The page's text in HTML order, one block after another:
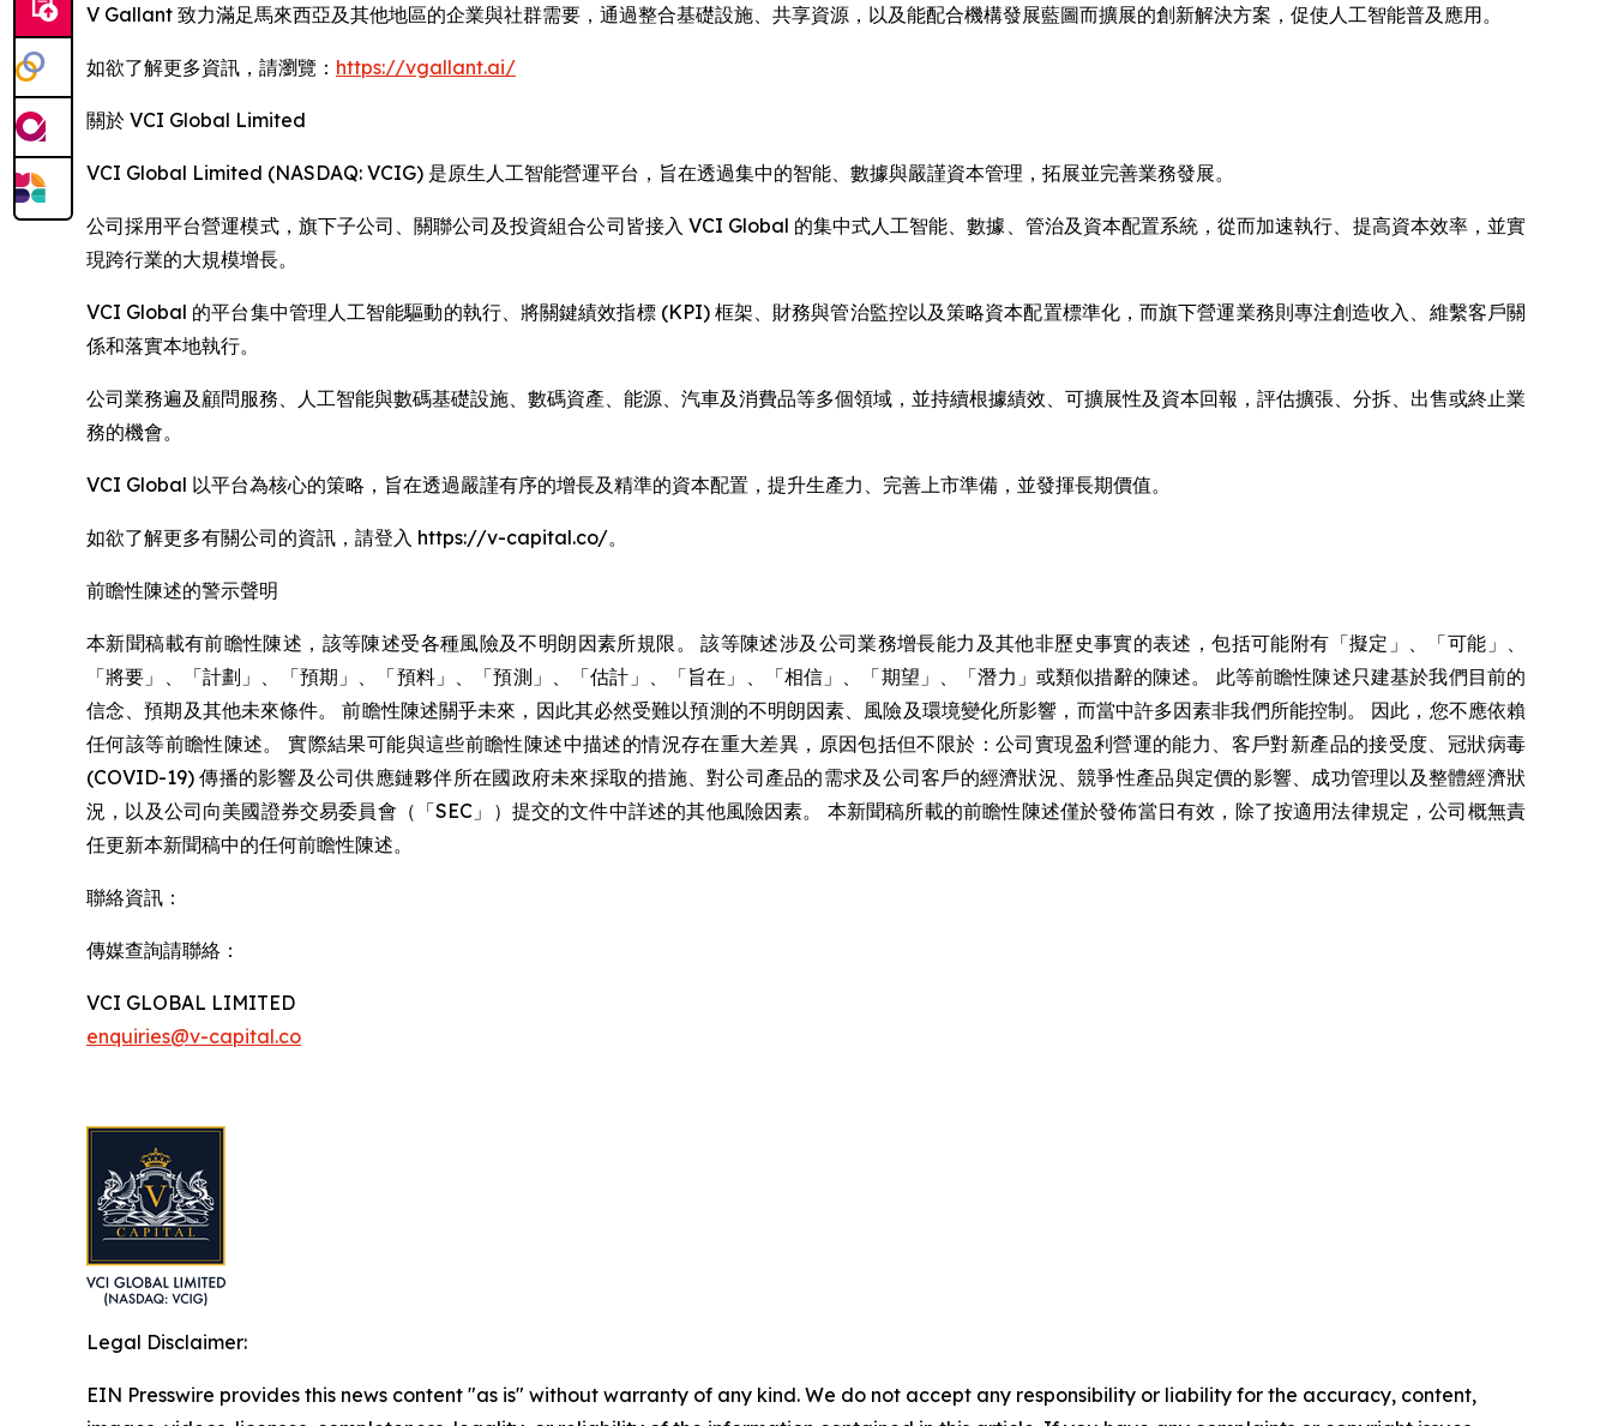
V Gallant 致力滿足馬來西亞及其他地區的企業與社群需要，通過整合基礎設施、共享資源，以及能配合機構發展藍圖而擴展的創新解決方案，促使人工智能普及應用。
如欲了解更多資訊，請瀏覽： https://vgallant.ai/
關於 VCI Global Limited
VCI Global Limited (NASDAQ: VCIG) 是原生人工智能營運平台，旨在透過集中的智能、數據與嚴謹資本管理，拓展並完善業務發展。
公司採用平台營運模式，旗下子公司、關聯公司及投資組合公司皆接入 VCI Global 的集中式人工智能、數據、管治及資本配置系統，從而加速執行、提高資本效率，並實
現跨行業的大規模增長。
VCI Global 的平台集中管理人工智能驅動的執行、將關鍵績效指標 (KPI) 框架、財務與管治監控以及策略資本配置標準化，而旗下營運業務則專注創造收入、維繫客戶關
係和落實本地執行。
公司業務遍及顧問服務、人工智能與數碼基礎設施、數碼資產、能源、汽車及消費品等多個領域，並持續根據績效、可擴展性及資本回報，評估擴張、分拆、出售或終止業
務的機會。
VCI Global 以平台為核心的策略，旨在透過嚴謹有序的增長及精準的資本配置，提升生產力、完善上市準備，並發揮長期價值。
如欲了解更多有關公司的資訊，請登入 https://v-capital.co/。
前瞻性陳述的警示聲明
本新聞稿載有前瞻性陳述，該等陳述受各種風險及不明朗因素所規限。 該等陳述涉及公司業務增長能力及其他非歷史事實的表述，包括可能附有「擬定」、「可能」、
「將要」、「計劃」、「預期」、「預料」、「預測」、「估計」、「旨在」、「相信」、「期望」、「潛力」或類似措辭的陳述。 此等前瞻性陳述只建基於我們目前的
信念、預期及其他未來條件。 前瞻性陳述關乎未來，因此其必然受難以預測的不明朗因素、風險及環境變化所影響，而當中許多因素非我們所能控制。 因此，您不應依賴
任何該等前瞻性陳述。 實際結果可能與這些前瞻性陳述中描述的情況存在重大差異，原因包括但不限於：公司實現盈利營運的能力、客戶對新產品的接受度、冠狀病毒
(COVID-19) 傳播的影響及公司供應鏈夥伴所在國政府未來採取的措施、對公司產品的需求及公司客戶的經濟狀況、競爭性產品與定價的影響、成功管理以及整體經濟狀
況，以及公司向美國證券交易委員會（「SEC」）提交的文件中詳述的其他風險因素。 本新聞稿所載的前瞻性陳述僅於發佈當日有效，除了按適用法律規定，公司概無責
任更新本新聞稿中的任何前瞻性陳述。
聯絡資訊：
傳媒查詢請聯絡：
VCI GLOBAL LIMITED
enquiries@v-capital.co
Legal Disclaimer:
EIN Presswire provides this news content "as is" without warranty of any kind. We do not accept any responsibility or liability for the accuracy, content,